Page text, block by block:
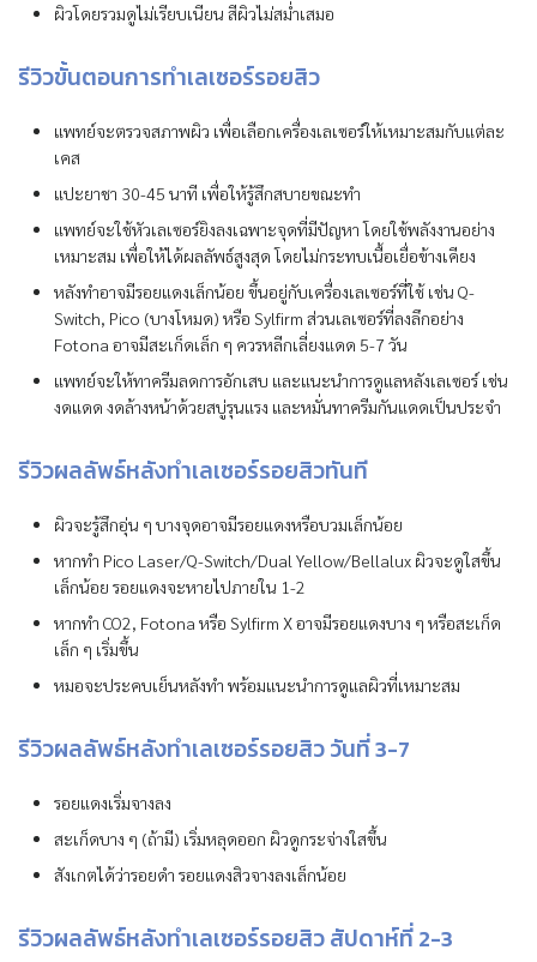
ผิวโดยรวมดูไม่เรียบเนียน สีผิวไม่สม่ำเสมอ
รีวิวขั้นตอนการทำเลเซอร์รอยสิว
แพทย์จะตรวจสภาพผิว เพื่อเลือกเครื่องเลเซอร์ให้เหมาะสมกับแต่ละ
เคส
แปะยาชา 30-45 นาที เพื่อให้รู้สึกสบายขณะทำ
แพทย์จะใช้หัวเลเซอร์ยิงลงเฉพาะจุดที่มีปัญหา โดยใช้พลังงานอย่าง
เหมาะสม เพื่อให้ได้ผลลัพธ์สูงสุด โดยไม่กระทบเนื้อเยื่อข้างเคียง
หลังทำอาจมีรอยแดงเล็กน้อย ขึ้นอยู่กับเครื่องเลเซอร์ที่ใช้ เช่น Q-
Switch, Pico (บางโหมด) หรือ Sylfirm ส่วนเลเซอร์ที่ลงลึกอย่าง
Fotona อาจมีสะเก็ดเล็ก ๆ ควรหลีกเลี่ยงแดด 5-7 วัน
แพทย์จะให้ทาครีมลดการอักเสบ และแนะนำการดูแลหลังเลเซอร์ เช่น
งดแดด งดล้างหน้าด้วยสบู่รุนแรง และหมั่นทาครีมกันแดดเป็นประจำ
รีวิวผลลัพธ์หลังทำเลเซอร์รอยสิวทันที
ผิวจะรู้สึกอุ่น ๆ บางจุดอาจมีรอยแดงหรือบวมเล็กน้อย
หากทำ Pico Laser/Q-Switch/Dual Yellow/Bellalux ผิวจะดูใสขึ้น
เล็กน้อย รอยแดงจะหายไปภายใน 1-2
หากทำ CO2, Fotona หรือ Sylfirm X อาจมีรอยแดงบาง ๆ หรือสะเก็ด
เล็ก ๆ เริ่มขึ้น
หมอจะประคบเย็นหลังทำ พร้อมแนะนำการดูแลผิวที่เหมาะสม
รีวิวผลลัพธ์หลังทำเลเซอร์รอยสิว วันที่ 3-7
รอยแดงเริ่มจางลง
สะเก็ดบาง ๆ (ถ้ามี) เริ่มหลุดออก ผิวดูกระจ่างใสขึ้น
สังเกตได้ว่ารอยดำ รอยแดงสิวจางลงเล็กน้อย
รีวิวผลลัพธ์หลังทำเลเซอร์รอยสิว สัปดาห์ที่ 2-3